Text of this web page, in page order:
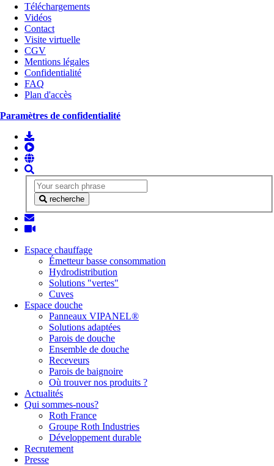
Téléchargements
Vidéos
Contact
Visite virtuelle
CGV
Mentions légales
Confidentialité
FAQ
Plan d'accès
Paramètres de confidentialité
recherche
Espace chauffage
Émetteur basse consommation
Hydrodistribution
Solutions "vertes"
Cuves
Espace douche
Panneaux VIPANEL®
Solutions adaptées
Parois de douche
Ensemble de douche
Receveurs
Parois de baignoire
Où trouver nos produits ?
Actualités
Qui sommes-nous?
Roth France
Groupe Roth Industries
Développement durable
Recrutement
Presse